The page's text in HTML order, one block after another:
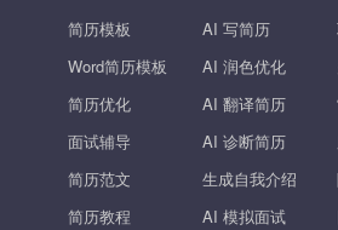
简历模板
Word简历模板
简历优化
面试辅导
简历范文
简历教程
AI 写简历
AI 润色优化
AI 翻译简历
AI 诊断简历
生成自我介绍
AI 模拟面试